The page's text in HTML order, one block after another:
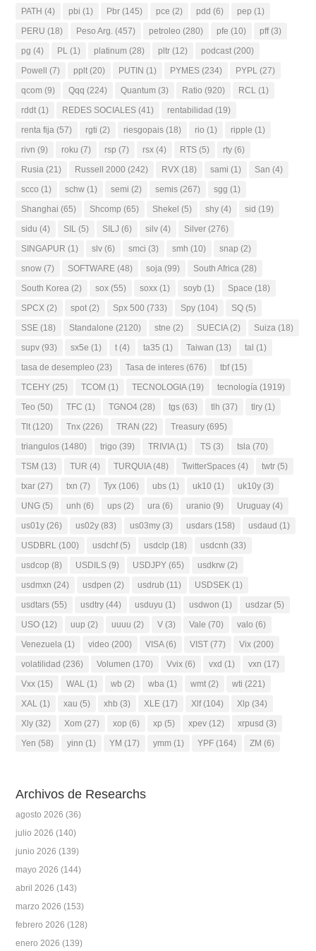
PATH (4) pbi (1) Pbr (145) pce (2) pdd (6) pep (1)
PERU (18) Peso Arg. (457) petroleo (280) pfe (10) pff(3)
pg (4) PL (1) platinum (28) pltr (12) podcast (200)
Powell
(7) pplt (20) PUTIN (1) PYMES (234) PYPL (27)
qcom (9) Qqq (224) Quantum (3) Ratio (920) RCL (1)
rddt (1) REDES SOCIALES (41) rentabilidad (19)
renta fija (57) rgti (2) riesgopais (18) rio (1) ripple (1)
rivn (9) roku (7) rsp (7) rsx (4) RTS (5) rty (6)
Rusia (21) Russell 2000 (242) RVX (18) sami (1) San (4)
scco (1) schw (1) semi (2) semis (267) sgg (1)
Shanghai (65) Shcomp (65) Shekel (5) shy (4) sid (19)
sidu (4) SIL (5) SILJ (6) silv (4) Silver (276)
SINGAPUR (1) slv (6) smci (3) smh (10) snap (2)
snow (7) SOFTWARE (48) soja (99) South Africa (28)
South Korea (2) sox (55) soxx (1) soyb (1) Space (18)
SPCX (2) spot (2) Spx 500 (733) Spy (104) SQ (5)
SSE (18) Standalone (2120) stne (2) SUECIA(2) Suiza (18)
supv (93) sx5e (1) t (4) ta35 (1) Taiwan (13) tal (1)
tasa de desempleo (23) Tasa de interes (676) tbf(15)
TCEHY (25) TCOM (1) TECNOLOGIA(19) tecnología (1919)
Teo (50) TFC (1) TGNO4 (28) tgs (63) tlh (37) tlry (1)
Tlt (120) Tnx (226) TRAN (22) Treasury (695)
triangulos (1480) trigo (39) TRIVIA(1) TS (3) tsla (70)
TSM (13) TUR (4) TURQUIA(48) TwitterSpaces (4) twtr (5)
txar (27) txn (7) Tyx (106) ubs (1) uk10 (1) uk10y (3)
UNG (5) unh (6) ups (2) ura (6) uranio (9) Uruguay (4)
us01y (26) us02y (83) us03my (3) usdars (158) usdaud (1)
USDBRL (100) usdchf(5) usdclp (18) usdcnh (33)
usdcop (8) USDILS (9) USDJPY (65) usdkrw (2)
usdmxn (24) usdpen (2) usdrub (11) USDSEK (1)
usdtars (55) usdtry (44) usduyu (1) usdwon (1) usdzar (5)
USO (12) uup (2) uuuu (2) V (3) Vale (70) valo (6)
Venezuela (1) video (200) VISA(6) VIST (77) Vix (200)
volatilidad (236) Volumen (170) Vvix (6) vxd (1) vxn (17)
Vxx (15) WAL (1) wb (2) wba (1) wmt (2) wti (221)
XAL (1) xau (5) xhb (3) XLE (17) Xlf(104) Xlp (34)
Xly (32) Xom (27) xop (6) xp (5) xpev (12) xrpusd (3)
Yen (58) yinn (1) YM (17) ymm (1) YPF (164) ZM (6)
Archivos de Researchs
agosto 2026 (36)
julio 2026 (140)
junio 2026 (139)
mayo 2026 (144)
abril 2026 (143)
marzo 2026 (153)
febrero 2026 (128)
enero 2026 (139)